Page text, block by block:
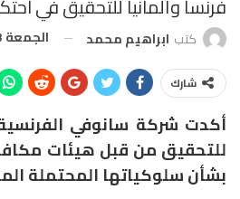
فرنسا وألمانيا للتحقيق في
كتب ابراهيم محمد الجمعة 3 أكتوبر, 2025 2:17 م
شارك
أكدت شركة سانوفي الفرنسية
للتحقيق من قبل هيئات
بشأن سلوكياتها المحتملة